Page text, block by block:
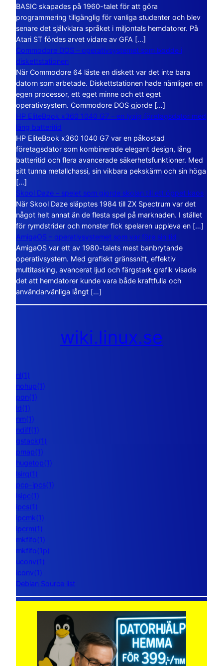
BASIC skapades på 1960-talet för att göra
programmering tillgänglig för vanliga studenter och blev
senare det självklara språket i miljontals hemdatorer. På
Atari ST fördes arvet vidare av GFA […]
Commodore DOS – operativsystemet som bodde i
diskettstationen
När Commodore 64 läste en diskett var det inte bara
datorn som arbetade. Diskettstationen hade nämligen en
egen processor, ett eget minne och ett eget
operativsystem. Commodore DOS gjorde […]
HP EliteBook x360 1040 G7 – en lyxig företagsdator med
lång batteritid
HP EliteBook x360 1040 G7 var en påkostad
företagsdator som kombinerade elegant design, lång
batteritid och flera avancerade säkerhetsfunktioner. Med
sitt tunna metallchassi, sin vikbara pekskärm och sin höga
[…]
Skool Daze – spelet som gjorde skolan till ett öppet kaos
När Skool Daze släpptes 1984 till ZX Spectrum var det
något helt annat än de flesta spel på marknaden. I stället
för rymdstrider och monster fick spelaren uppleva en […]
AmigaOS – operativsystemet som var före sin tid
AmigaOS var ett av 1980-talets mest banbrytande
operativsystem. Med grafiskt gränssnitt, effektiv
multitasking, avancerat ljud och färgstark grafik visade
det att hemdatorer kunde vara både kraftfulla och
användarvänliga långt […]
wiki.linux.se
nl(1)
nohup(1)
pon(1)
ld(1)
nm(1)
ndiff(1)
gstack(1)
pmap(1)
hugetop(1)
lsirq(1)
pcp-ipcs(1)
lsipc(1)
ipcs(1)
ipcmk(1)
ipcrm(1)
mkfifo(1)
mkfifo(1p)
uconv(1)
iconv(1)
Debian Source list